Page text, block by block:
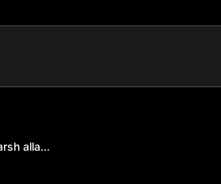
alla...